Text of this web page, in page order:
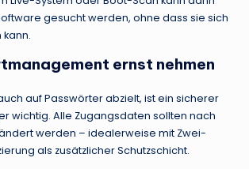
gesucht werden, ohne dass sie sich
ernst nehmen
auf Passwörter abzielt, ist ein sicherer
wichtig. Alle Zugangsdaten sollten nach
werden – idealerweise mit Zwei-
als zusätzlicher Schutzschicht.